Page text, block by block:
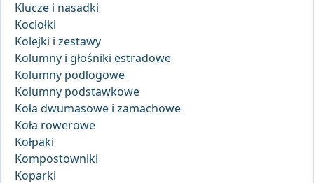
Klucze i nasadki
Kociołki
Kolejki i zestawy
Kolumny i głośniki estradowe
Kolumny podłogowe
Kolumny podstawkowe
Koła dwumasowe i zamachowe
Koła rowerowe
Kołpaki
Kompostowniki
Koparki